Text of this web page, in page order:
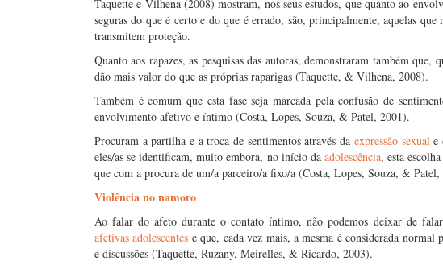
Taquette e Vilhena (2008) mostram, nos seus estudos, que quanto ao
seguras do que é certo e do que é errado, são, principalmente, aquelas
transmitem proteção.
Quanto aos rapazes, as pesquisas das autoras, demonstraram também
dão mais valor do que as próprias raparigas (Taquette, & Vilhena, 2008).
Também é comum que esta fase seja marcada pela confusão de
envolvimento afetivo e íntimo (Costa, Lopes, Souza, & Patel, 2001).
Procuram a partilha e a troca de sentimentos através da expressão sexuale
eles/as se identificam, muito embora, no início da adolescência, esta
que com a procura de um/a parceiro/a fixo/a (Costa, Lopes, Souza, &
Violência no namoro
Ao falar do afeto durante o contato íntimo, não podemos deixar de
afetivas adolescentes e que, cada vez mais, a mesma é considerada normal
e discussões (Taquette, Ruzany, Meirelles, & Ricardo, 2003).